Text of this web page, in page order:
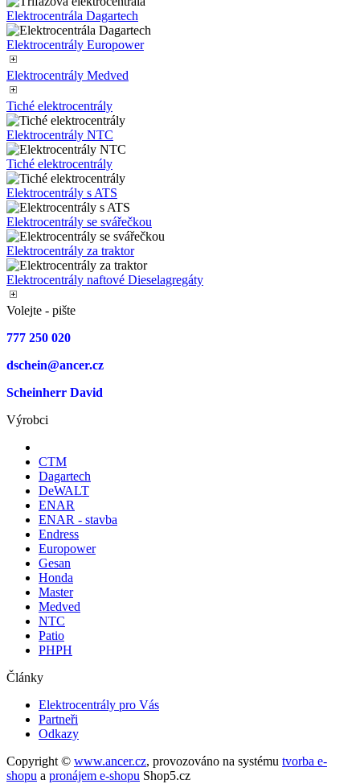
Elektrocentrála Dagartech
Elektrocentrály Europower
Elektrocentrály Medved
Tiché elektrocentrály
Elektrocentrály NTC
Tiché elektrocentrály
Elektrocentrály s ATS
Elektrocentrály se svářečkou
Elektrocentrály za traktor
Elektrocentrály naftové Dieselagregáty
Volejte - pište
777 250 020
dschein@ancer.cz
Scheinherr David
Výrobci
CTM
Dagartech
DeWALT
ENAR
ENAR - stavba
Endress
Europower
Gesan
Honda
Master
Medved
NTC
Patio
PHPH
Články
Elektrocentrály pro Vás
Partneři
Odkazy
Copyright © www.ancer.cz, provozováno na systému tvorba e-
shopu a pronájem e-shopu Shop5.cz